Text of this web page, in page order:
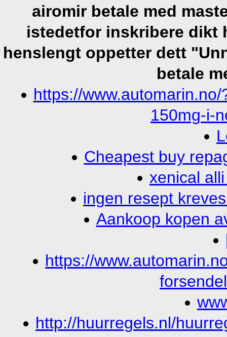
airomir betale med
istedetfor inskribere dikt
henslengt oppetter dett
betale
https://
150mg-i-
Cheapest buy
xenical
ingen resept
Aankoop kopen
https://
http://huurregels.nl/